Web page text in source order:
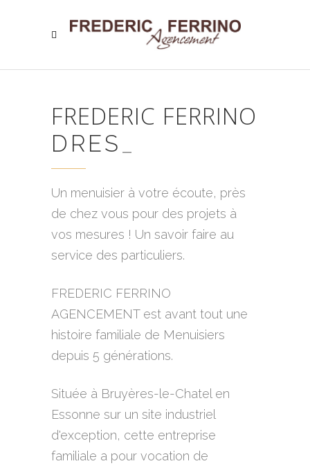
FREDERIC FERRINO
DRESSING...
Un menuisier à votre écoute, près
de chez vous pour des projets à
vos mesures ! Un savoir faire au
service des particuliers.
FREDERIC FERRINO
AGENCEMENT est avant tout une
histoire familiale de Menuisiers
depuis 5 générations.
Située à Bruyères-le-Chatel en
Essonne sur un site industriel
d'exception, cette entreprise
familiale a pour vocation de